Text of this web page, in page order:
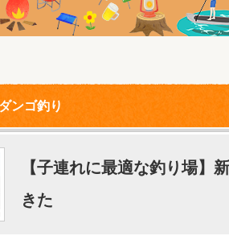
ンゴ釣り
【子連れに最適な釣り場】
きた